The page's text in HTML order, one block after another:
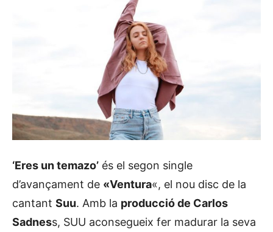
‘Eres un temazo’ és el segon single
d’avançament de «Ventura«, el nou disc de la
cantant Suu. Amb la producció de Carlos
Sadness, SUU aconsegueix fer madurar la seva